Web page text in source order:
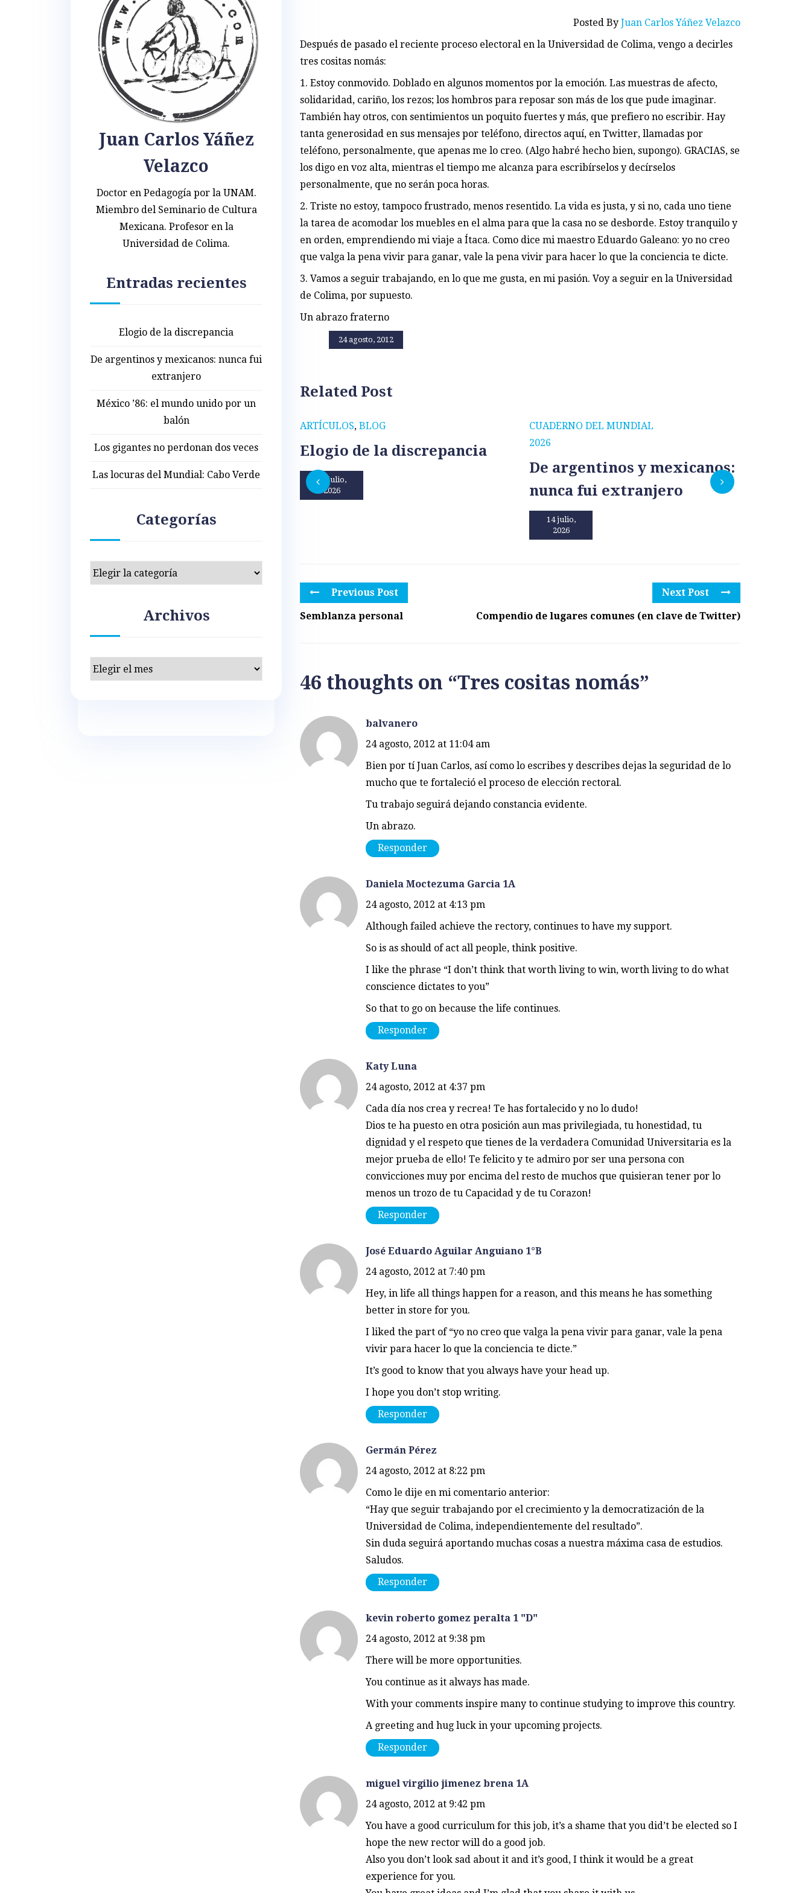
24 agosto, 2012
Posted By Juan Carlos Yáñez Velazco
Después de pasado el reciente proceso electoral en la Universidad de Colima, vengo a decirles
tres cositas nomás:
1. Estoy conmovido. Doblado en algunos momentos por la emoción. Las muestras de afecto,
solidaridad, cariño, los rezos; los hombros para reposar son más de los que pude imaginar.
También hay otros, con sentimientos un poquito fuertes y más, que prefiero no escribir. Hay
tanta generosidad en sus mensajes por teléfono, directos aquí, en Twitter, llamadas por
teléfono, personalmente, que apenas me lo creo. (Algo habré hecho bien, supongo). GRACIAS, se
los digo en voz alta, mientras el tiempo me alcanza para escribírselos y decírselos
personalmente, que no serán poca horas.
2. Triste no estoy, tampoco frustrado, menos resentido. La vida es justa, y si no, cada uno tiene
la tarea de acomodar los muebles en el alma para que la casa no se desborde. Estoy tranquilo y
en orden, emprendiendo mi viaje a Ítaca. Como dice mi maestro Eduardo Galeano: yo no creo
que valga la pena vivir para ganar, vale la pena vivir para hacer lo que la conciencia te dicte.
3. Vamos a seguir trabajando, en lo que me gusta, en mi pasión. Voy a seguir en la Universidad
de Colima, por supuesto.
Un abrazo fraterno
Related Post
ARTÍCULOS, BLOG
Elogio de la discrepancia
31 julio,
2026
CUADERNO DEL MUNDIAL
2026
De argentinos y mexicanos:
nunca fui extranjero
14 julio,
2026
Previous Post
Semblanza personal
Next Post
Compendio de lugares comunes (en clave de Twitter)
46 thoughts on “Tres cositas nomás”
balvanero
24 agosto, 2012 at 11:04 am
Bien por tí Juan Carlos, así como lo escribes y describes dejas la seguridad de lo
mucho que te fortaleció el proceso de elección rectoral.
Tu trabajo seguirá dejando constancia evidente.
Un abrazo.
Responder
Daniela Moctezuma Garcia 1A
24 agosto, 2012 at 4:13 pm
Although failed achieve the rectory, continues to have my support.
So is as should of act all people, think positive.
I like the phrase “I don’t think that worth living to win, worth living to do what
conscience dictates to you”
So that to go on because the life continues.
Responder
Katy Luna
24 agosto, 2012 at 4:37 pm
Cada día nos crea y recrea! Te has fortalecido y no lo dudo!
Dios te ha puesto en otra posición aun mas privilegiada, tu honestidad, tu
dignidad y el respeto que tienes de la verdadera Comunidad Universitaria es la
mejor prueba de ello! Te felicito y te admiro por ser una persona con
convicciones muy por encima del resto de muchos que quisieran tener por lo
menos un trozo de tu Capacidad y de tu Corazon!
Responder
José Eduardo Aguilar Anguiano 1°B
24 agosto, 2012 at 7:40 pm
Hey, in life all things happen for a reason, and this means he has something
better in store for you.
I liked the part of “yo no creo que valga la pena vivir para ganar, vale la pena
vivir para hacer lo que la conciencia te dicte.”
It’s good to know that you always have your head up.
I hope you don’t stop writing.
Responder
Germán Pérez
24 agosto, 2012 at 8:22 pm
Como le dije en mi comentario anterior:
“Hay que seguir trabajando por el crecimiento y la democratización de la
Universidad de Colima, independientemente del resultado”.
Sin duda seguirá aportando muchas cosas a nuestra máxima casa de estudios.
Saludos.
Responder
kevin roberto gomez peralta 1 "D"
24 agosto, 2012 at 9:38 pm
There will be more opportunities.
You continue as it always has made.
With your comments inspire many to continue studying to improve this country.
A greeting and hug luck in your upcoming projects.
Responder
miguel virgilio jimenez brena 1A
24 agosto, 2012 at 9:42 pm
You have a good curriculum for this job, it’s a shame that you did’t be elected so I
hope the new rector will do a good job.
Also you don’t look sad about it and it’s good, I think it would be a great
experience for you.
Juan Carlos Yáñez
Velazco
Doctor en Pedagogía por la UNAM.
Miembro del Seminario de Cultura
Mexicana. Profesor en la
Universidad de Colima.
Entradas recientes
Elogio de la discrepancia
De argentinos y mexicanos: nunca fui
extranjero
México ’86: el mundo unido por un
balón
Los gigantes no perdonan dos veces
Las locuras del Mundial: Cabo Verde
Categorías
Categorías
Archivos
Archivos